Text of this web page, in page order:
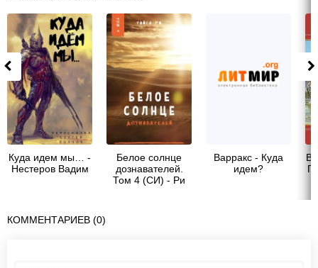
Куда идем мы… -
Нестеров Вадим
Белое солнце
дознавателей.
Том 4 (СИ) - Ри
Варракс - Куда
идем?
КОММЕНТАРИЕВ (0)